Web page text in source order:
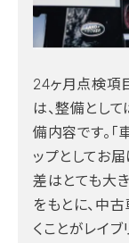
24ヶ月点検項
は、整備とし
備内容です。「
ップとしてお
差はとても大
をもとに、中
くことがレイブ